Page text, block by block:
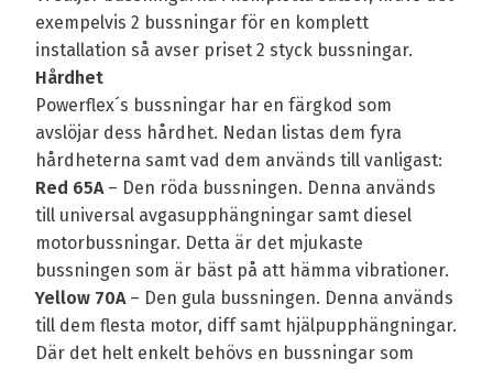
exempelvis 2 bussningar för en komplett
installation så avser priset 2 styck bussningar.
Hårdhet
Powerflex´s bussningar har en färgkod som
avslöjar dess hårdhet. Nedan listas dem fyra
hårdheterna samt vad dem används till vanligast:
Red 65A– Den röda bussningen. Denna används
till universal avgasupphängningar samt diesel
motorbussningar. Detta är det mjukaste
bussningen som är bäst på att hämma vibrationer.
Yellow 70A– Den gula bussningen. Denna används
till dem flesta motor, diff samt hjälpupphängningar.
Där det helt enkelt behövs en bussningar som